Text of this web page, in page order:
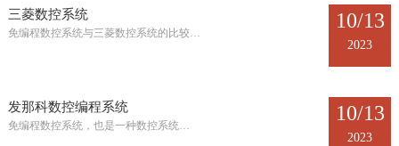
三菱数控系统
免编程数控系统与三菱数控系统的比较…
10/13
2023
发那科数控编程系统
免编程数控系统，也是一种数控系统…
10/13
2023